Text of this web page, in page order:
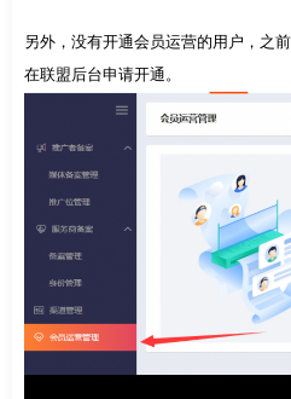
另外，没有开通会员运营的用户，之
在联盟后台申请开通。